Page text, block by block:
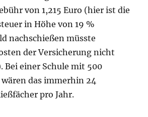
von 1,215 Euro (hier ist die
in Höhe von 19 %
nachschießen müsste
der Versicherung nicht
Bei einer Schule mit 500
das immerhin 24
pro Jahr.